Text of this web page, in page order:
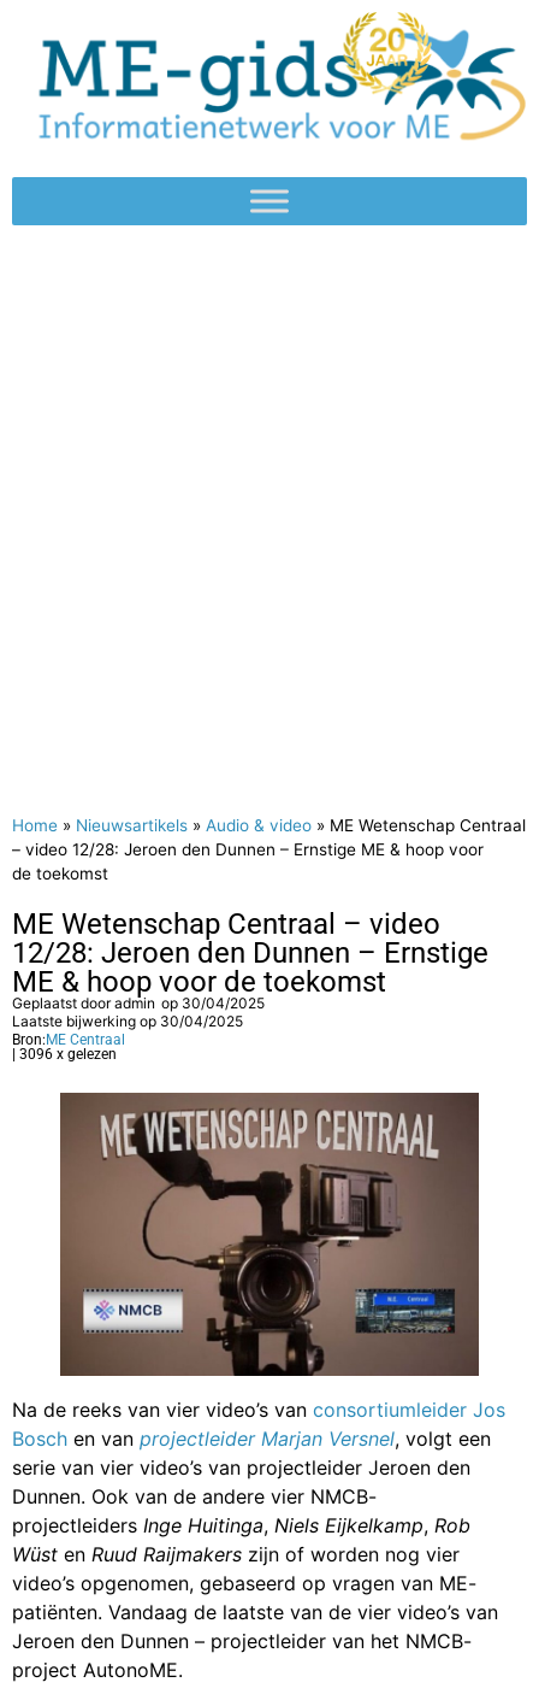
Home » Nieuwsartikels » Audio & video » ME Wetenschap Centraal
– video 12/28: Jeroen den Dunnen – Ernstige ME & hoop voor
de toekomst
ME Wetenschap Centraal – video
12/28: Jeroen den Dunnen – Ernstige
ME & hoop voor de toekomst
Geplaatst dooradmin op 30/04/2025
Laatste bijwerking op 30/04/2025
Bron: ME Centraal
| 3096 x gelezen
Na de reeks van vier video’s van consortiumleider Jos
Bosch en van projectleider Marjan Versnel, volgt een
serie van vier video’s van projectleider Jeroen den
Dunnen. Ook van de andere vier NMCB-
projectleiders Inge Huitinga, Niels Eijkelkamp, Rob
Wüst en Ruud Raijmakers zijn of worden nog vier
video’s opgenomen, gebaseerd op vragen van ME-
patiënten. Vandaag de laatste van de vier video’s van
Jeroen den Dunnen – projectleider van het NMCB-
project AutonoME.